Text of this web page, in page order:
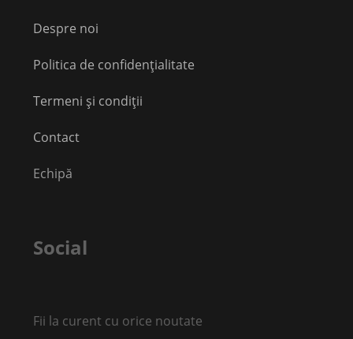
Despre noi
Politica de confidențialitate
Termeni și condiții
Contact
Echipă
Social
Fii la curent cu orice noutate